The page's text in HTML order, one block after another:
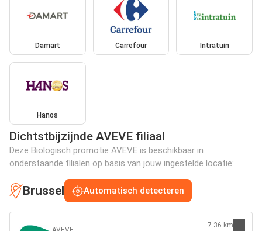
Damart Carrefour Intratuin
Hanos
Dichtstbijzijnde AVEVE filiaal
Deze Biologisch promotie AVEVE is beschikbaar in
onderstaande filialen op basis van jouw ingestelde locatie:
Brussel Automatisch detecteren
7.36 km